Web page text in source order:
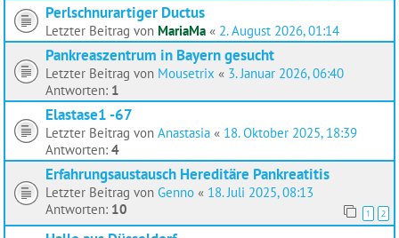
Perlschnurartiger Ductus
Letzter Beitrag von MariaMa « 2. August 2026, 01:14
Pankreaszentrum in Bayern gesucht
Letzter Beitrag von Mousetrix « 3. Januar 2026, 06:40
Antworten: 1
Elastase1 -67
Letzter Beitrag von Anastasia « 18. Oktober 2025, 18:39
Antworten: 4
Erfahrungsaustausch Hereditäre Pankreatitis
Letzter Beitrag von Genno « 18. Juli 2025, 08:13
Antworten: 10 1 2